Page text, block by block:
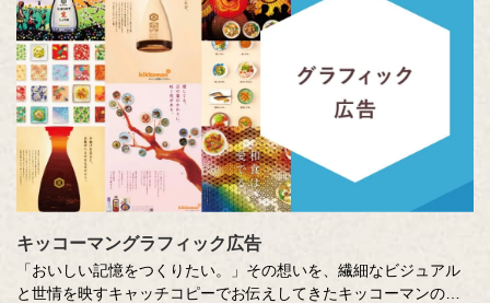
キッコーマングラフィック広告
「おいしい記憶をつくりたい。」その想いを、繊細なビジュアル
と世情を映すキャッチコピーでお伝えしてきたキッコーマンの企